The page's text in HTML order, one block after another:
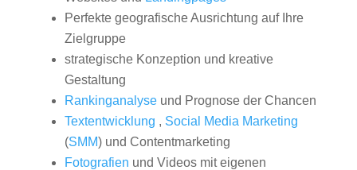
Perfekte geografische Ausrichtung auf Ihre
Zielgruppe
strategische Konzeption und kreative
Gestaltung
Rankinganalyseund Prognose der Chancen
Textentwicklung , Social Media Marketing
(SMM) und Contentmarketing
Fotografien und Videos mit eigenen